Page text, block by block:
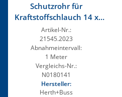
Schutzrohr für
Kraftstoffschlauch 14 x
1,0
Artikel-Nr.:
21545.2023
Abnahmeintervall:
1 Meter
Vergleichs-Nr.:
N0180141
Hersteller:
Herth+Buss